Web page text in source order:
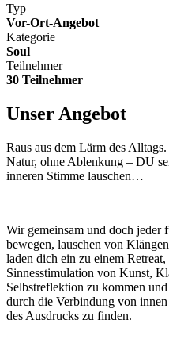
Typ
Vor-Ort-Angebot
Kategorie
Soul
Teilnehmer
30 Teilnehmer
Unser Angebot
Raus aus dem Lärm des
Natur, ohne Ablenkung – DU
inneren Stimme lauschen…
Wir gemeinsam und doch jeder
bewegen, lauschen von
laden dich ein zu einem
Sinnesstimulation von Kunst,
Selbstreflektion zu kommen
durch die Verbindung von
des Ausdrucks zu finden.